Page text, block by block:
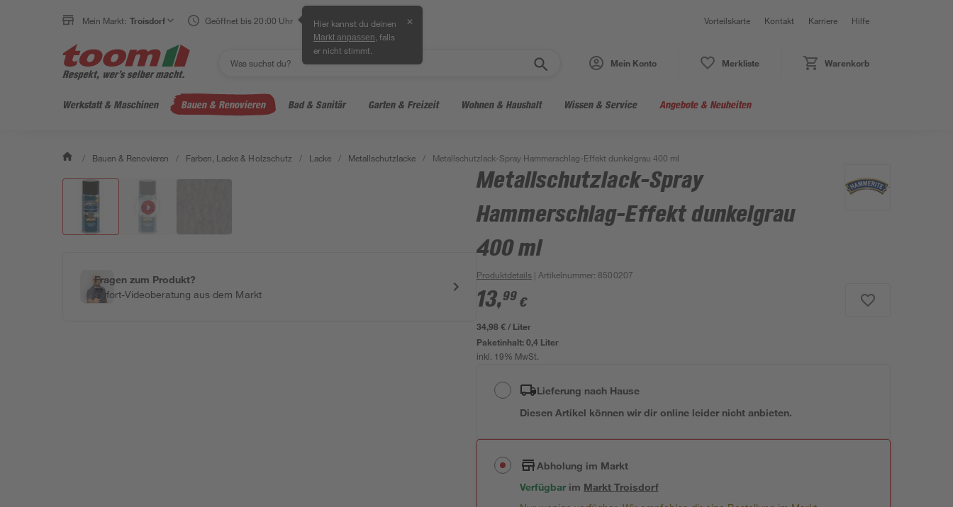
Mein Markt: Troisdorf Geöffnet bis 20:00 Uhr Hier kannst du deinen
Markt anpassen , falls
er nicht stimmt.
✕ Vorteilskarte Kontakt Karriere Hilfe
Mein Konto Merkliste Warenkorb
Werkstatt & Maschinen Bauen & Renovieren Bad & Sanitär Garten & Freizeit Wohnen & Haushalt Wissen & Service Angebote & Neuheiten
/ Bauen & Renovieren / Farben, Lacke & Holzschutz / Lacke / Metallschutzlacke / Metallschutzlack-Spray Hammerschlag-Effekt dunkelgrau 400 ml
Fragen zum Produkt?
Sofort-Videoberatung aus dem Markt
Metallschutzlack-Spray
Hammerschlag-Effekt dunkelgrau
400 ml
Produktdetails | Artikelnummer: 8500207
13,99 €
34,98 € / Liter
Paketinhalt:0,4 Liter
inkl. 19% MwSt.
Lieferung nach Hause
Diesen Artikel können wir dir online leider nicht anbieten.
Abholung im Markt
Verfügbar im MarktTroisdorf